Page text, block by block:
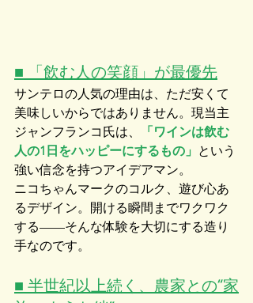
■ 「飲む人の笑顔」が最優先
サンテロの人気の理由は、ただ安くて
美味しいからではありません。現当主
ジャンフランコ氏は、
「ワインは飲む
人の1日をハッピーにするもの」 という
強い信念を持つアイデアマン。
ニコちゃんマークのコルク、遊び心あ
るデザイン。開ける瞬間までワクワク
する——そんな体験を大切にする造り
手なのです。
■ 半世紀以上続く、農家との“家